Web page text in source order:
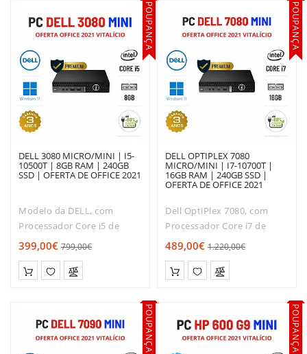
modelos mais solicitados
ent..
POUPANÇA
DELL 3080 MICRO/MINI | I5-
10500T | 8GB RAM | 240GB
SSD | OFERTA DE OFFICE 2021
Modelo da DELL, com
Processador Core i5 de
Décima geração. Muito boa
/ preço!O DELL 3080 TINY é
desktops. Com..
399,00€ 799,00€
POUPANÇA
DELL OPTIPLEX 7080
MICRO/MINI | I7-10700T |
16GB RAM | 240GB SSD |
OFERTA DE OFFICE 2021
Dell OptiPlex 7080, com
Processador Core i7 de
Décima geração. Muito boa
/ preço!O Dell 7080 TINY é
desktops..
489,00€ 1.220,00€
POUPANÇA POUPANÇA